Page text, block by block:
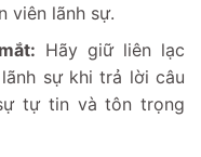
viên lãnh sự.
Hãy giữ liên lạc
sự khi trả lời câu
tự tin và tôn trọng